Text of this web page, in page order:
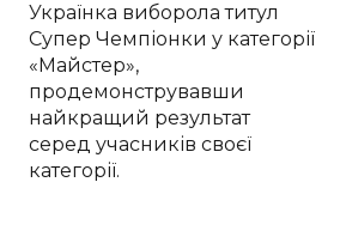
Українка виборола титул
Супер Чемпіонки у категорії
«Майстер»,
продемонструвавши
найкращий результат
серед учасників своєї
категорії.